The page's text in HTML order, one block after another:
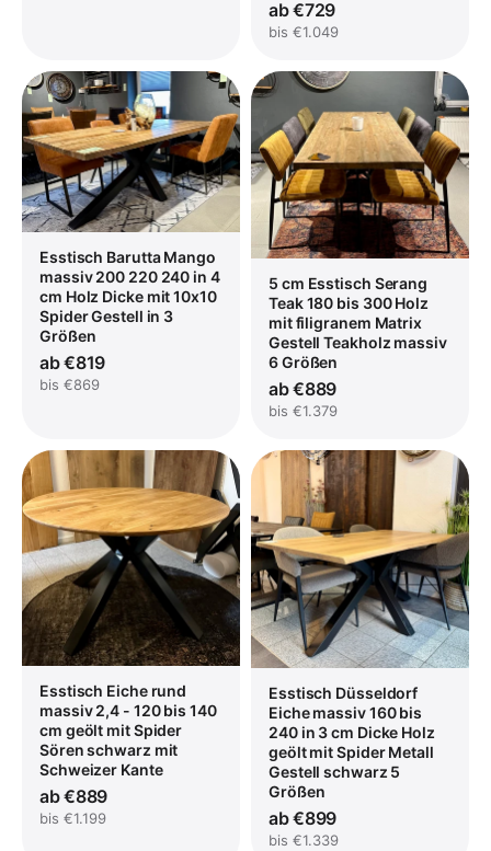
ab €729
bis €1.049
Esstisch Barutta Mango
massiv 200 220 240 in 4
cm Holz Dicke mit 10x10
Spider Gestell in 3
Größen
ab €819
bis €869
5 cm Esstisch Serang
Teak 180 bis 300 Holz
mit filigranem Matrix
Gestell Teakholz massiv
6 Größen
ab €889
bis €1.379
Esstisch Eiche rund
massiv 2,4 - 120 bis 140
cm geölt mit Spider
Sören schwarz mit
Schweizer Kante
ab €889
bis €1.199
Esstisch Düsseldorf
Eiche massiv 160 bis
240 in 3 cm Dicke Holz
geölt mit Spider Metall
Gestell schwarz 5
Größen
ab €899
bis €1.339